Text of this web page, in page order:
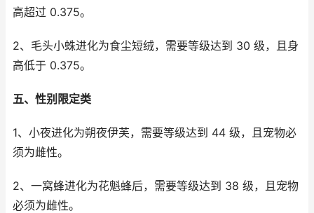
高超过 0.375。
2、毛头小蛛进化为食尘短绒，需要等级达到 30 级，且身
高低于 0.375。
五、性别限定类
1、小夜进化为朔夜伊芙，需要等级达到 44 级，且宠物必
须为雌性。
2、一窝蜂进化为花魁蜂后，需要等级达到 38 级，且宠物
必须为雌性。